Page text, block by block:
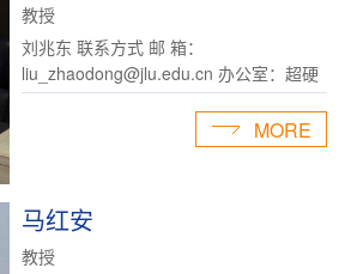
教授
刘兆东 联系方式 邮 箱：
liu_zhaodong@jlu.edu.cn 办公室：超硬
实验室综合楼A413 研究方向：高压技
术、高压物理与地球深部科学 实验室：
主 页： 个人简历 刘兆东，吉林大学超硬
MORE
马红安
教授